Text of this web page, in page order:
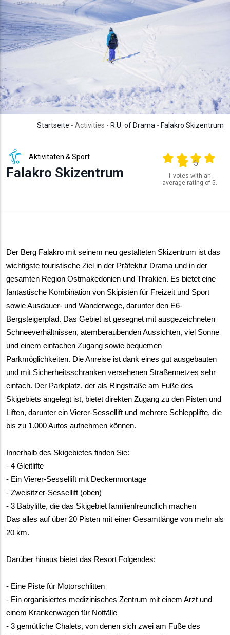
Startseite - Activities - R.U. of Drama - Falakro Skizentrum
Aktivitaten & Sport
Falakro Skizentrum
Output format
(star)(star)(star)
(star)
5
1 votes with an
average rating of 5.
Der Berg Falakro mit seinem neu gestalteten Skizentrum ist das
wichtigste touristische Ziel in der Präfektur Drama und in der
gesamten Region Ostmakedonien und Thrakien. Es bietet eine
fantastische Kombination von Skipisten für Freizeit und Sport
sowie Ausdauer- und Wanderwege, darunter den E6-
Bergsteigerpfad. Das Gebiet ist gesegnet mit ausgezeichneten
Schneeverhältnissen, atemberaubenden Aussichten, viel Sonne
und einem einfachen Zugang sowie bequemen
Parkmöglichkeiten. Die Anreise ist dank eines gut ausgebauten
und mit Sicherheitsschranken versehenen Straßennetzes sehr
einfach. Der Parkplatz, der als Ringstraße am Fuße des
Skigebiets angelegt ist, bietet direkten Zugang zu den Pisten und
Liften, darunter ein Vierer-Sessellift und mehrere Schlepplifte, die
bis zu 1.000 Autos aufnehmen können.
Innerhalb des Skigebietes finden Sie:
- 4 Gleitlifte
- Ein Vierer-Sessellift mit Deckenmontage
- Zweisitzer-Sessellift (oben)
- 3 Babylifte, die das Skigebiet familienfreundlich machen
Das alles auf über 20 Pisten mit einer Gesamtlänge von mehr als
20 km.
Darüber hinaus bietet das Resort Folgendes:
- Eine Piste für Motorschlitten
- Ein organisiertes medizinisches Zentrum mit einem Arzt und
einem Krankenwagen für Notfälle
- 3 gemütliche Chalets, von denen sich zwei am Fuße des